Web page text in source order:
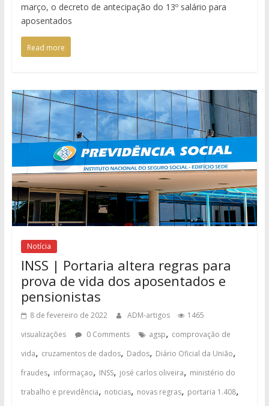
março, o decreto de antecipação do 13º salário para
aposentados
Read more
Notícia
INSS | Portaria altera regras para
prova de vida dos aposentados e
pensionistas
8 de fevereiro de 2022 ADM-artigos
1465
visualizações
0 Comments agsp, comprovação de
vida, cruzamentos de dados, Dados, Diário Oficial da União,
fraudes, informaçao, INSS, josé carlos oliveira, ministério do
trabalho e previdência, noticias, novas regras, portaria 1.408,